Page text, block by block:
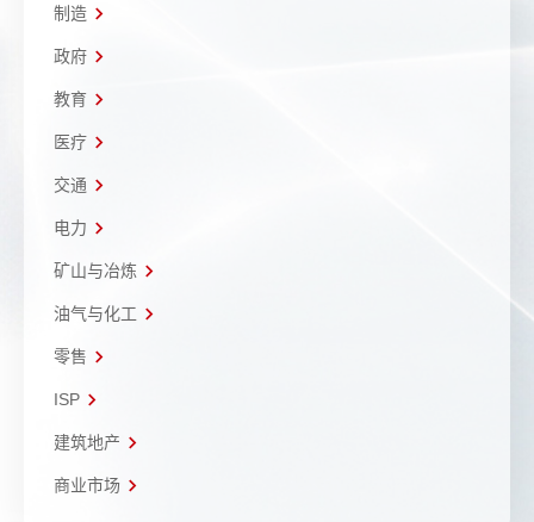
制造
政府
教育
医疗
交通
电力
矿山与冶炼
油气与化工
零售
ISP
建筑地产
商业市场